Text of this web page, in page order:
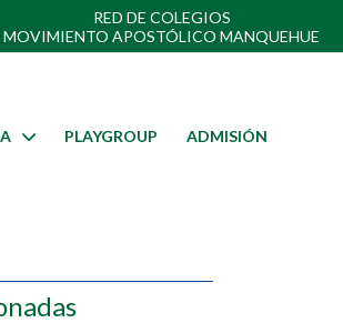
RED DE COLEGIOS
MOVIMIENTO APOSTÓLICO MANQUEHUE
PLAYGROUP ADMISIÓN